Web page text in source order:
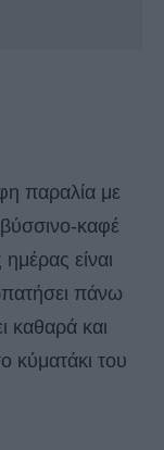
παραλία με
καφέ
είναι
πάνω
καθαρά και
κύματάκι του